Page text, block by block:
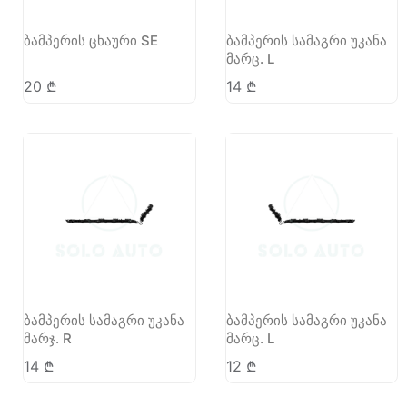
ბამპერის ცხაური SE
20 ₾
ბამპერის სამაგრი უკანა
მარც. L
14 ₾
ბამპერის სამაგრი უკანა
მარჯ. R
14 ₾
ბამპერის სამაგრი უკანა
მარც. L
12 ₾